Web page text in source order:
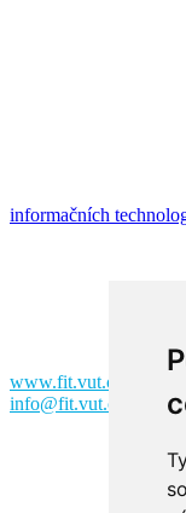
informačních
www.fit.vut.cz
info@fit.vut.cz